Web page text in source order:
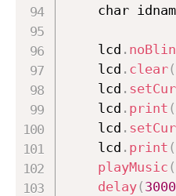
char
    lcd
.
    lcd
. clear(
    lcd
.
    lcd
. print (
    lcd
.
    lcd
. print (
playMusic (
delay( 3000